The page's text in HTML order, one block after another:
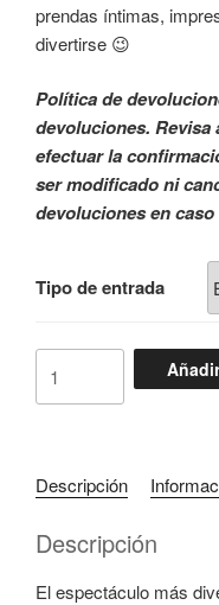
prendas íntimas,
divertirse 😉
Política de
devoluciones. Revisa
efectuar la
ser modificado ni
devoluciones en
Tipo de entrada
Descripción
Descripción
El espectáculo más